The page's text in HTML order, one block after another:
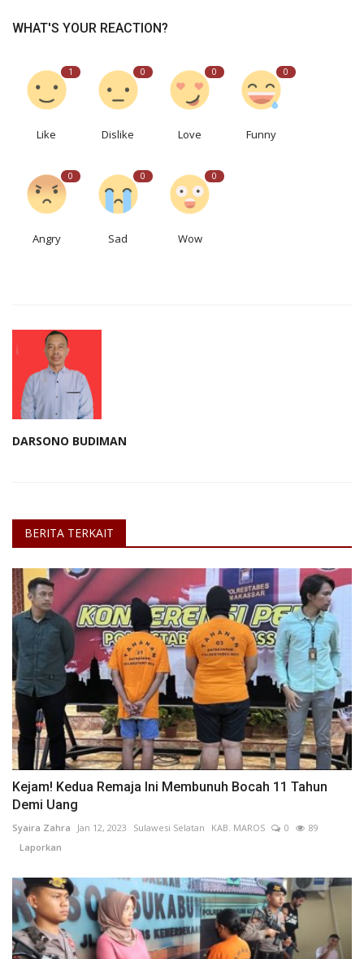
WHAT'S YOUR REACTION?
1
Like
0
Dislike
0
Love
0
Funny
0
Angry
0
Sad
0
Wow
DARSONO BUDIMAN
BERITA TERKAIT
Kejam! Kedua Remaja Ini Membunuh Bocah 11 Tahun
Demi Uang
Syaira Zahra Jan 12, 2023 Sulawesi Selatan KAB. MAROS 0
89
Laporkan